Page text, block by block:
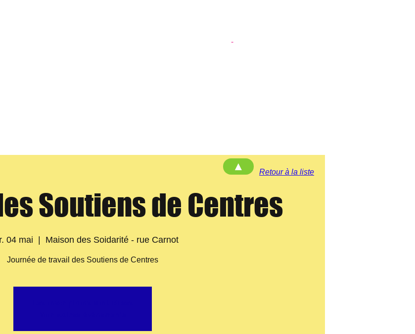
-
Soutiens de Centres
04 mai Maison des Soidarité - rue Carnot
Journée de travail des Soutiens de Centres
▲ Retour à la liste